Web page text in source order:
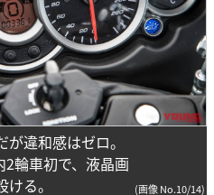
違和感はゼロ。
2輪車初で、液晶画
る。
(画像 No.10/14)